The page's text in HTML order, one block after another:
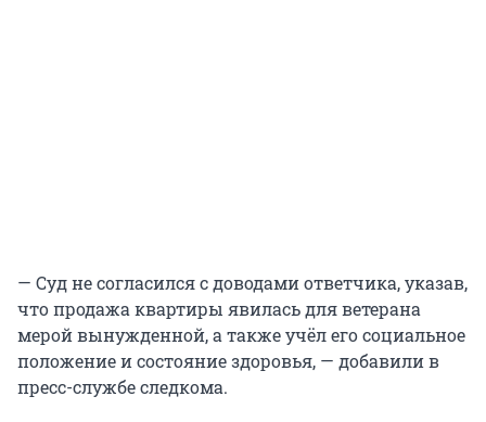
— Суд не согласился с доводами ответчика, указав,
что продажа квартиры явилась для ветерана
мерой вынужденной, а также учёл его социальное
положение и состояние здоровья, — добавили в
пресс-службе следкома.